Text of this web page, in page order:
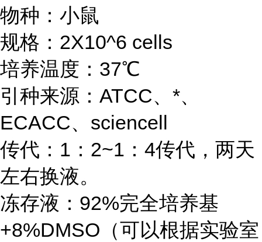
物种：小鼠
规格：2X10^6 cells
培养温度：37℃
引种来源：ATCC、*、
ECACC、sciencell
传代：1：2~1：4传代，两天
左右换液。
冻存液：92%完全培养基
+8%DMSO（可以根据实验室